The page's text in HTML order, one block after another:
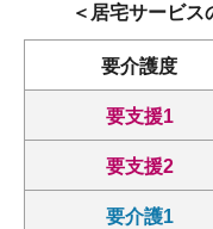
＜居宅サービス
要介護度
要支援1
要支援2
要介護1